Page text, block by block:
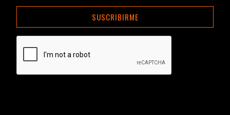
SUSCRIBIRME